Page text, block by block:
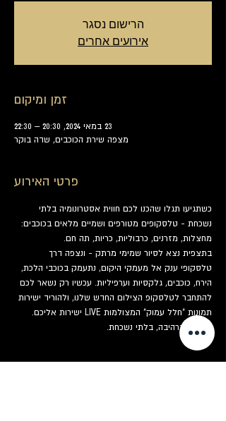
הרישום נסגר
אירועים אחרים
זמן ומיקום
23 במאי 2024, 20:30 – 22:30
מצפה שירת הכוכבים, שדה בוקר
פרטי האירוע
כשתגיעו תגלו שהכנו לכם חווית אסטרונומיה בלתי
נשכחת - טלסקופים מטורפים ושמיים מלאים בכוכבים:
מחצלות, מזרנים, כרבוליות, כריות, תה חם.
בתצפית נצא לסיור שמימי מרתק - ונצפה דרך
טלסקופי ענק אל מעמקי היקום, נתעמק בכוכבי הלכת,
הירח, כוכבים, גלקסיות וערפיליות. עכשיו רק נשאר לכם
להתחבר לטלסקופ הצילום החדש שלנו, ולהוריד ישירות
תמונות "חלל עמוק" המצולמות LIVE ישירות אליכם.
מזכרת מרהיבה, בלתי נשכחת.